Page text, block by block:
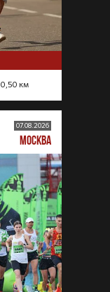
0,50 км
07.08.2026
МОСКВА